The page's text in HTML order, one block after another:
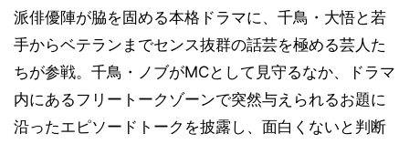
派俳優陣が脇を固める本格ドラマに、千鳥・大悟と若
手からベテランまでセンス抜群の話芸を極める芸人た
ちが参戦。千鳥・ノブがMCとして見守るなか、ドラマ
内にあるフリートークゾーンで突然与えられるお題に
沿ったエピソードトークを披露し、面白くないと判断